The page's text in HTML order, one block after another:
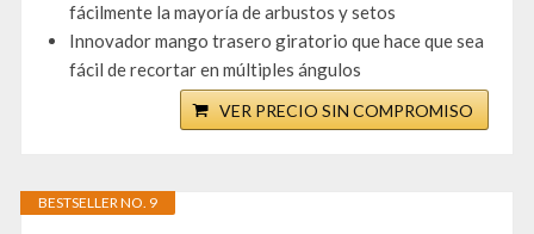
fácilmente la mayoría de arbustos y setos
Innovador mango trasero giratorio que hace que sea
fácil de recortar en múltiples ángulos
VER PRECIO SIN COMPROMISO
BESTSELLER NO. 9